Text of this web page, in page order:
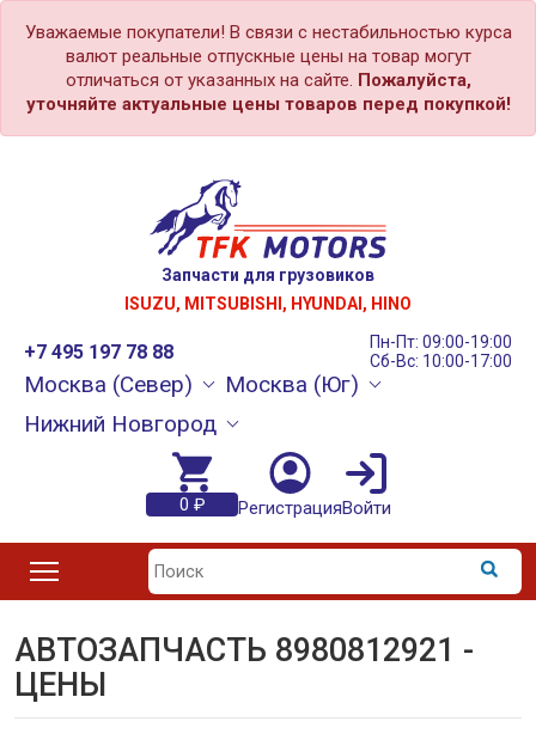
Уважаемые покупатели! В связи с нестабильностью курса
валют реальные отпускные цены на товар могут
отличаться от указанных на сайте. Пожалуйста,
уточняйте актуальные цены товаров перед покупкой!
Запчасти для грузовиков
ISUZU, MITSUBISHI, HYUNDAI, HINO
+7 495 197 78 88
Пн-Пт: 09:00-19:00
Сб-Вс: 10:00-17:00
Москва (Север)
Москва (Юг)
Нижний Новгород
0 ₽ РегистрацияВойти
АВТОЗАПЧАСТЬ 8980812921 -
ЦЕНЫ